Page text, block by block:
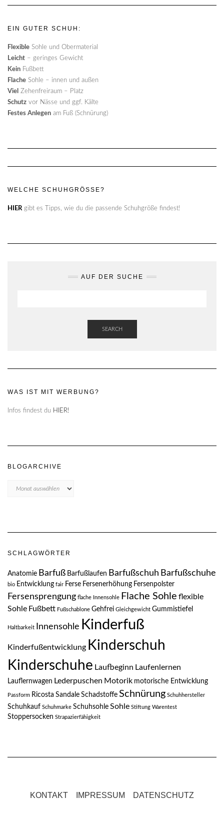
EIN GUTER SCHUH:
Flexible Sohle und Obermaterial
Leicht – geringes Gewicht
Kein Fußbett
Flache Sohle – innen und außen
Viel Zehenfreiraum – Platz
Schutz vor Nässe und ggf. Kälte
Festes Anlegen am Fuß (Schnürung)
WELCHE SCHUHGRÖSSE?
HIERgibt es Tipps, wie du die passende Schuhgröße findest!
AUF DER SUCHE
SEARCH
WAS IST MIT WERBUNG?
Infos findest du HIER!
BLOGARCHIVE
SCHLAGWÖRTER
Anatomie Barfuß Barfußlaufen Barfußschuh Barfußschuhe
bio Entwicklung fair Ferse Fersenerhöhung Fersenpolster
Fersensprengung flache Innensohle Flache Sohle flexible
Sohle Fußbett Fußschablone Gehfrei Gleichgewicht Gummistiefel
Haltbarkeit Innensohle Kinderfuß
Kinderfußentwicklung Kinderschuh
Kinderschuhe Laufbeginn Laufenlernen
Lauflernwagen Lederpuschen Motorik motorische Entwicklung
Passform Ricosta Sandale Schadstoffe Schnürung Schuhhersteller
Schuhkauf Schuhmarke Schuhsohle Sohle Stiftung Warentest
Stoppersocken Strapazierfähigkeit
KONTAKT IMPRESSUM DATENSCHUTZ